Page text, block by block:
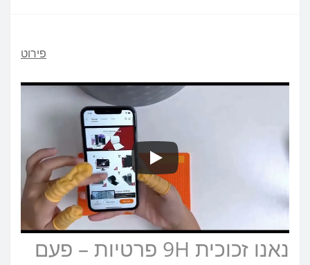
פירוט
נאנו זכוכית 9H פרטיות – פעם